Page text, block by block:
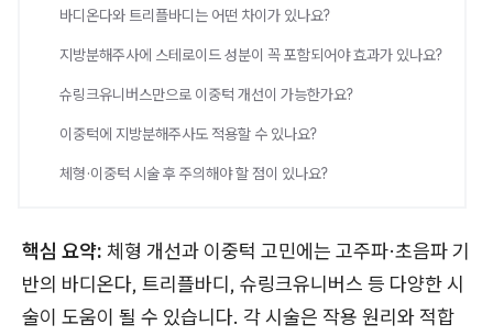
바디온다와 트리플바디는 어떤 차이가 있나요?
지방분해주사에 스테로이드 성분이 꼭 포함되어야 효과가 있나요?
슈링크유니버스만으로 이중턱 개선이 가능한가요?
이중턱에 지방분해주사도 적용할 수 있나요?
체형·이중턱 시술 후 주의해야 할 점이 있나요?
핵심 요약: 체형 개선과 이중턱 고민에는 고주파·초음파 기
반의 바디온다, 트리플바디, 슈링크유니버스 등 다양한 시
술이 도움이 될 수 있습니다. 각 시술은 작용 원리와 적합